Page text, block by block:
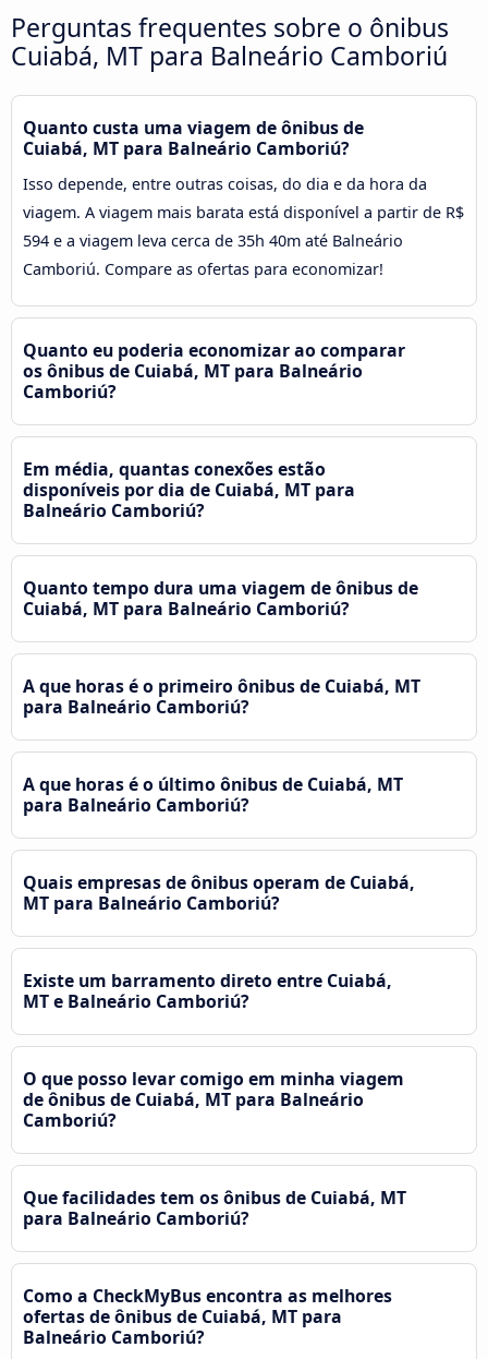
Perguntas frequentes sobre o ônibus
Cuiabá, MT para Balneário Camboriú
Quanto custa uma viagem de ônibus de
Cuiabá, MT para Balneário Camboriú?
Isso depende, entre outras coisas, do dia e da hora da
viagem. A viagem mais barata está disponível a partir de R$
594 e a viagem leva cerca de 35h 40m até Balneário
Camboriú. Compare as ofertas para economizar!
Quanto eu poderia economizar ao comparar
os ônibus de Cuiabá, MT para Balneário
Camboriú?
Em média, quantas conexões estão
disponíveis por dia de Cuiabá, MT para
Balneário Camboriú?
Quanto tempo dura uma viagem de ônibus de
Cuiabá, MT para Balneário Camboriú?
A que horas é o primeiro ônibus de Cuiabá, MT
para Balneário Camboriú?
A que horas é o último ônibus de Cuiabá, MT
para Balneário Camboriú?
Quais empresas de ônibus operam de Cuiabá,
MT para Balneário Camboriú?
Existe um barramento direto entre Cuiabá,
MT e Balneário Camboriú?
O que posso levar comigo em minha viagem
de ônibus de Cuiabá, MT para Balneário
Camboriú?
Que facilidades tem os ônibus de Cuiabá, MT
para Balneário Camboriú?
Como a CheckMyBus encontra as melhores
ofertas de ônibus de Cuiabá, MT para
Balneário Camboriú?